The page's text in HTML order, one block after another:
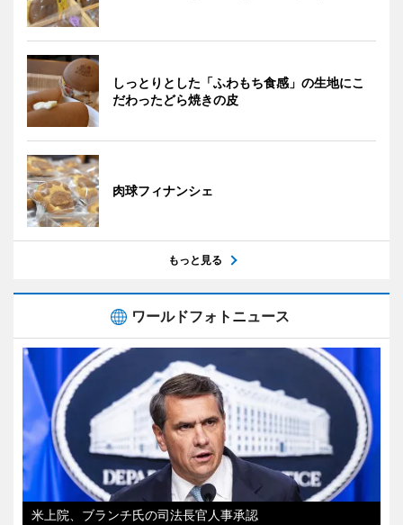
しっとりとした「ふわもち食感」の生地にこ
だわったどら焼きの皮
肉球フィナンシェ
もっと見る
ワールドフォトニュース
米上院、ブランチ氏の司法長官人事承認